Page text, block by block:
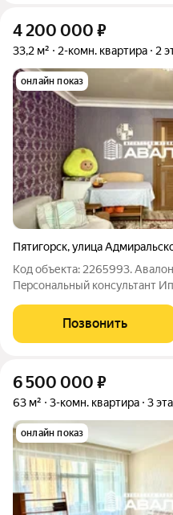
4 200 000 ₽
33,2 м² 2-комн. квартира 2
онлайн показ
Пятигорск,улица
Код объекта: 2265993.
Пeрcонaльный консультант
"Вершина Плаза" - Второй
ремонт: напольное покрытие
Позвонить
6 500 000 ₽
63 м² 3-комн. квартира 3
онлайн показ